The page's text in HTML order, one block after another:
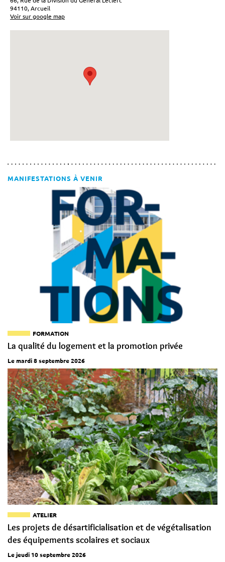
94110, Arcueil
Voir sur google map
MANIFESTATIONS À VENIR
FORMATION
La qualité du logement et la promotion privée
Le mardi 8 septembre 2026
ATELIER
Les projets de désartificialisation et de végétalisation
des équipements scolaires et sociaux
Le jeudi 10 septembre 2026